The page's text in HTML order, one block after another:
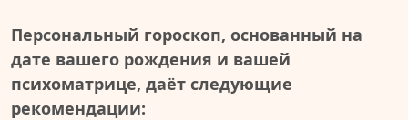
Персональный гороскоп, основанный на
дате вашего рождения и вашей
психоматрице, даёт следующие
рекомендации: